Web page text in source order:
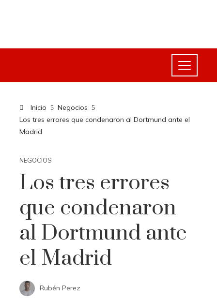
Inicio
Negocios
Los tres errores que condenaron al Dortmund ante el
Madrid
NEGOCIOS
Los tres errores
que condenaron
al Dortmund ante
el Madrid
Rubén Perez